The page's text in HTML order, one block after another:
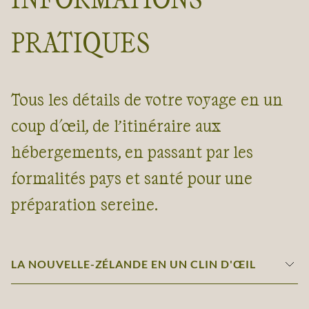
PRATIQUES
Tous les détails de votre voyage en un
coup d'œil, de l’itinéraire aux
hébergements, en passant par les
formalités pays et santé pour une
préparation sereine.
LA NOUVELLE-ZÉLANDE EN UN CLIN D'ŒIL